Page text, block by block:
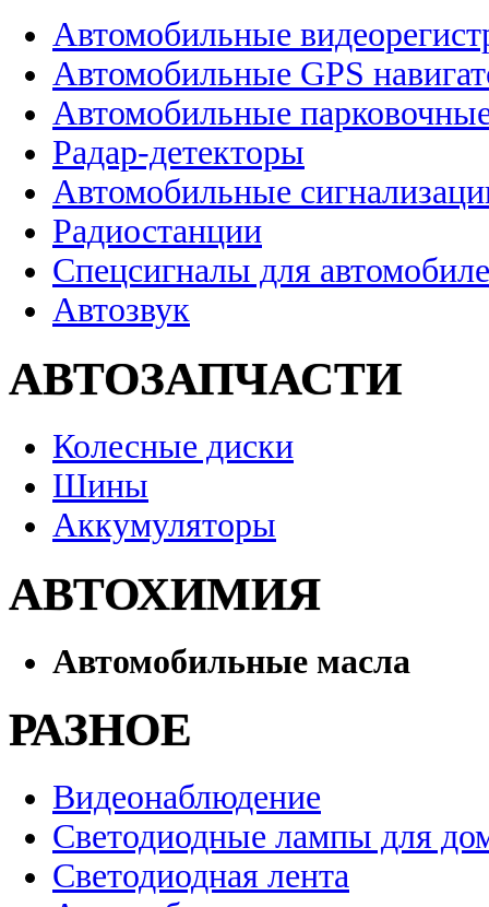
Автомобильные
Автомобильные GPS
Автомобильные
Радар-детекторы
Автомобильные
Радиостанции
Спецсигналы для
Автозвук
АВТОЗАПЧАСТИ
Колесные диски
Шины
Аккумуляторы
АВТОХИМИЯ
Автомобильные масла
РАЗНОЕ
Видеонаблюдение
Светодиодные лампы для
Светодиодная лента